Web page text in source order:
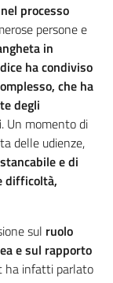
processo
persone e
in
ha condiviso
che ha
degli
. Un momento di
delle udienze,
e di
difficoltà,
sul ruolo
e sul rapporto
ha infatti parlato